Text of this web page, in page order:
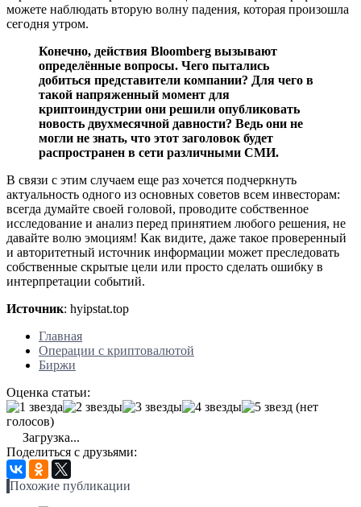
можете наблюдать вторую волну падения, которая произошла
сегодня утром.
Конечно, действия Bloomberg вызывают
определённые вопросы. Чего пытались
добиться представители компании? Для чего в
такой напряженный момент для
криптоиндустрии они решили опубликовать
новость двухмесячной давности? Ведь они не
могли не знать, что этот заголовок будет
распространен в сети различными СМИ.
В связи с этим случаем еще раз хочется подчеркнуть
актуальность одного из основных советов всем инвесторам:
всегда думайте своей головой, проводите собственное
исследование и анализ перед принятием любого решения, не
давайте волю эмоциям! Как видите, даже такое проверенный
и авторитетный источник информации может преследовать
собственные скрытые цели или просто сделать ошибку в
интерпретации событий.
Источник: hyipstat.top
Главная
Операции с криптовалютой
Биржи
Оценка статьи:
(нет
голосов)
Загрузка...
Поделиться с друзьями:
Похожие публикации